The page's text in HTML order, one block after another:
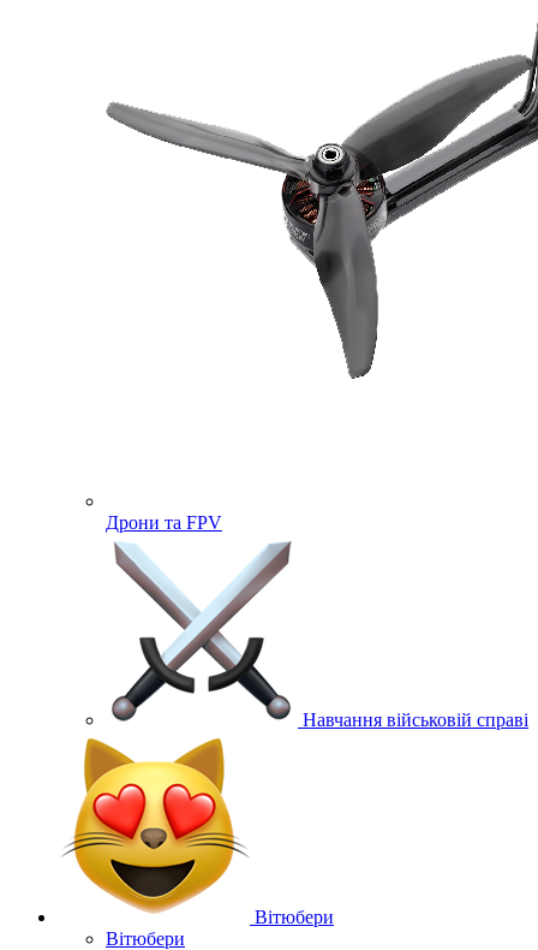
Дрони та FPV
Навчання військовій справі
Вітюбери
Вітюбери